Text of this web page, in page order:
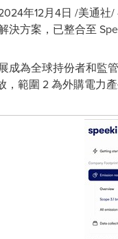
年12月4日 /美通社/
決方案，已整合至
成為全球持份者和監
，範圍 2 為外購電力